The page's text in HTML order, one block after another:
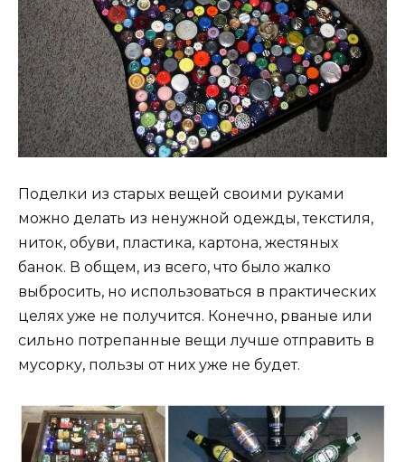
Поделки из старых вещей своими руками
можно делать из ненужной одежды, текстиля,
ниток, обуви, пластика, картона, жестяных
банок. В общем, из всего, что было жалко
выбросить, но использоваться в практических
целях уже не получится. Конечно, рваные или
сильно потрепанные вещи лучше отправить в
мусорку, пользы от них уже не будет.